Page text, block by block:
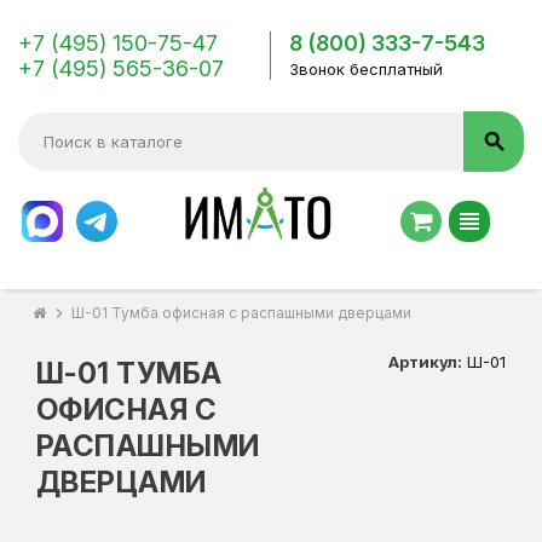
+7 (495) 150-75-47
+7 (495) 565-36-07
8 (800) 333-7-543
Звонок бесплатный
search
view_headline
chevron_right Ш-01 Тумба офисная с распашными дверцами
Ш-01 ТУМБА
ОФИСНАЯ С
РАСПАШНЫМИ
ДВЕРЦАМИ
Артикул: Ш-01